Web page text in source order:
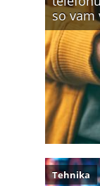
so
Tehnika